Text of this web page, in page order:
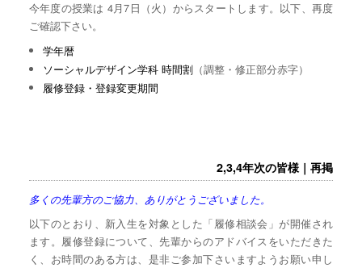
今年度の授業は 4月7日（火）からスタートします。以下、再度
ご確認下さい。
学年暦
ソーシャルデザイン学科 時間割 （調整・修正部分赤字）
履修登録・登録変更期間
2,3,4年次の皆様｜再掲
多くの先輩方のご協力、ありがとうございました。
以下のとおり、新入生を対象とした「履修相談会」が開催され
ます。履修登録について、先輩からのアドバイスをいただきた
く、お時間のある方は、是非ご参加下さいますようお願い申し